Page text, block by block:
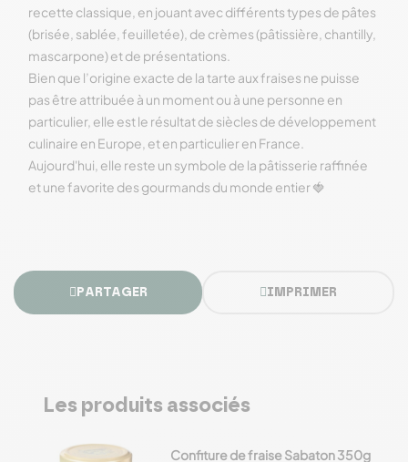
recette classique, en jouant avec différents types de pâtes
(brisée, sablée, feuilletée), de crèmes (pâtissière, chantilly,
mascarpone) et de présentations.
Bien que l’origine exacte de la tarte aux fraises ne puisse
pas être attribuée à un moment ou à une personne en
particulier, elle est le résultat de siècles de développement
culinaire en Europe, et en particulier en France.
Aujourd'hui, elle reste un symbole de la pâtisserie raffinée
et une favorite des gourmands du monde entier 🍓
PARTAGER IMPRIMER
Les produits associés
Confiture de fraise Sabaton 350g